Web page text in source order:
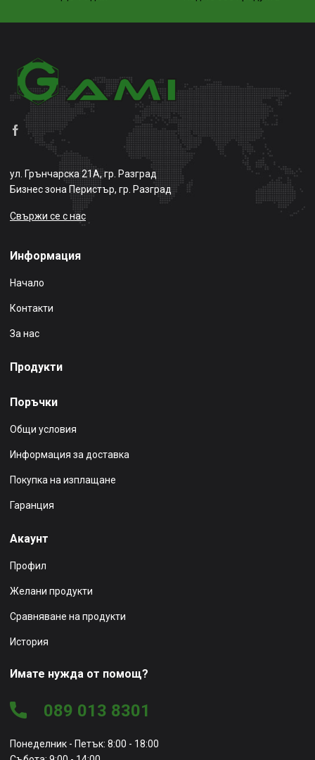
ул. Грънчарска 21А, гр. Разград
Бизнес зона Перистър, гр. Разград
Свържи се с нас
Информация
Начало
Контакти
За нас
Продукти
Поръчки
Общи условия
Информация за доставка
Покупка на изплащане
Гаранция
Акаунт
Профил
Желани продукти
Сравняване на продукти
История
Имате нужда от помощ?
089 013 8301
Понеделник - Петък: 8:00 - 18:00